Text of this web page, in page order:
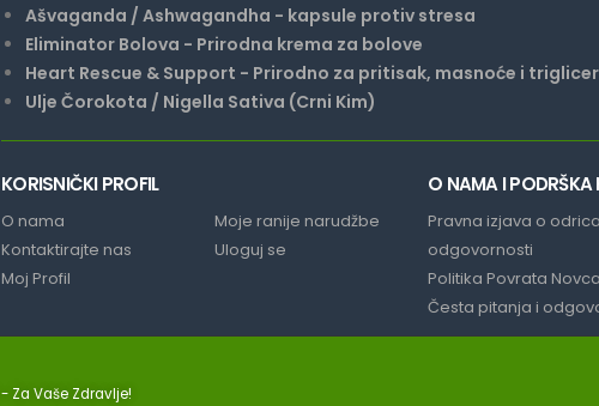
Ašvaganda / Ashwagandha - kapsule protiv stresa
Eliminator Bolova - Prirodna krema za bolove
Heart Rescue & Support - Prirodno za pritisak, masnoće i
Ulje Čorokota / Nigella Sativa (Crni Kim)
KORISNIČKI PROFIL
O nama
Kontaktirajte nas
Moj Profil
Moje ranije narudžbe
Uloguj se
O NAMA I PODRŠKA
Pravna izjava o
odgovornosti
Politika Povrata Novca
Česta pitanja i
- Za Vaše Zdravlje!